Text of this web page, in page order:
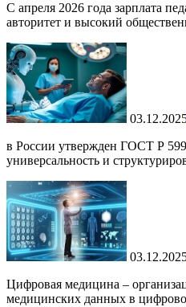
С апреля 2026 года зарплата
авторитет и высокий
в России утвержден ГОСТ Р
универсальность и
Цифровая медицина –
медицинских данных в